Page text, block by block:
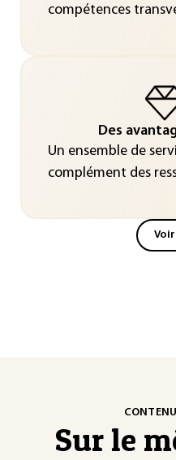
compétences
Des
Un ensemble de
complément des
Sur le